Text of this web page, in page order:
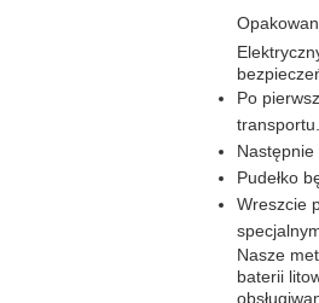
Po
transportu.
Następnie
Pudełko
Wreszcie
Nasze
baterii